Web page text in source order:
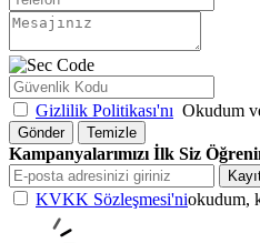
Gizlilik Politikası'nı Okudum
Gönder Temizle
Kampanyalarımızı İlk Siz
KVKK Sözleşmesi'niokudum,